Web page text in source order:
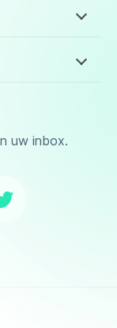
uw inbox.